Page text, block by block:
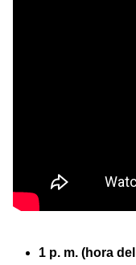
1 p. m. (hora